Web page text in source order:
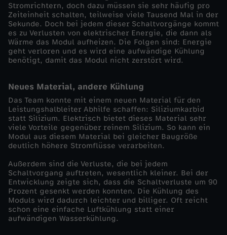
r
f
r
d
i
e
E
n
Stromrichtern, doch dazu müssen sie sehr häufig pro
Zeiteinheit schalten, teilweise viele Tausend Mal in der
Sekunde. Doch bei jedem dieser Schaltvorgänge kommt
es zu Verlusten von elektrischer Energie, die dann als
Wärme das Modul aufheizen. Die Folgen sind: Energie
geht verloren und es wird eine aufwändige Kühlung
benötigt, damit das Modul nicht zerstört wird.
Neues Material, andere Kühlung
Das Team konnte mit einem neuen Material für den
Leistungshalbleiter Abhilfe schaffen: Siliziumkarbid
statt Silizium. Elektrisch bietet dieses Material sehr
viele Vorteile gegenüber reinem Silizium. So kann ein
Modul aus diesem Material bei gleicher Baugröße
deutlich höhere Stromflüsse verarbeiten.
Außerdem sind die Verluste, die bei jedem
Schaltvorgang auftreten, wesentlich kleiner. Bei der
Entwicklung zeigte sich, dass die Schaltverluste um 90
Prozent gesenkt werden konnten. Die Kühlung des
Moduls wird dadurch leichter und billiger. Oft reicht
schon eine einfache Luftkühlung statt einer
aufwändigen Wasserkühlung.